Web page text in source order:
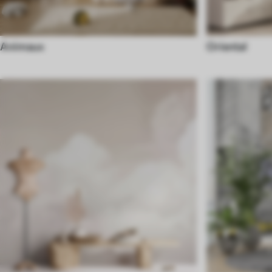
Animaux Oriental